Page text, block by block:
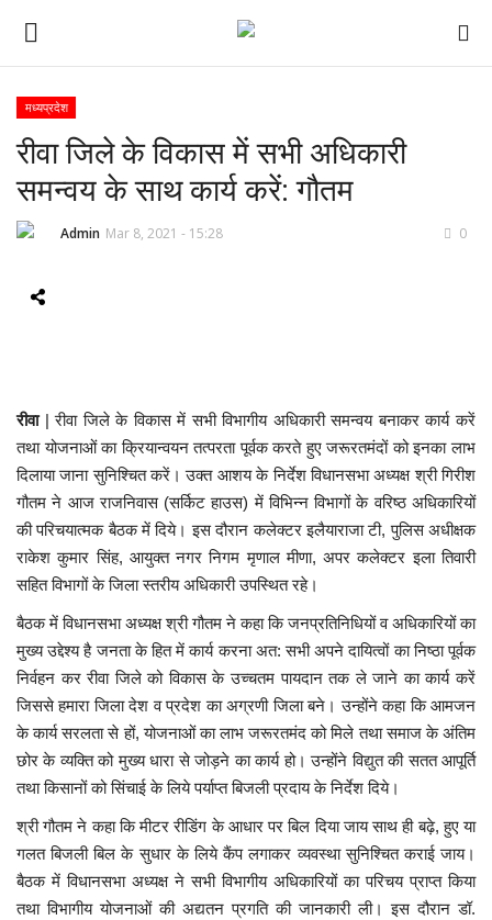
ई-पेपर
होम
देश
दुनिया
मध्यप्रदेश
छत्तीसगढ़
मनोरंजन
लाइफस्टाइल
खेल
ब्रेकिंग न्यूज़
व्यापार
मध्यप्रदेश
रीवा जिले के विकास में सभी अधिकारी
समन्वय के साथ कार्य करें: गौतम
Admin Mar 8, 2021 - 15:28 0
रीवा | रीवा जिले के विकास में सभी विभागीय अधिकारी समन्वय बनाकर कार्य करें
तथा योजनाओं का क्रियान्वयन तत्परता पूर्वक करते हुए जरूरतमंदों को इनका लाभ
दिलाया जाना सुनिश्चित करें। उक्त आशय के निर्देश विधानसभा अध्यक्ष श्री गिरीश
गौतम ने आज राजनिवास (सर्किट हाउस) में विभिन्न विभागों के वरिष्ठ अधिकारियों
की परिचयात्मक बैठक में दिये। इस दौरान कलेक्टर इलैयाराजा टी, पुलिस अधीक्षक
राकेश कुमार सिंह, आयुक्त नगर निगम मृणाल मीणा, अपर कलेक्टर इला तिवारी
सहित विभागों के जिला स्तरीय अधिकारी उपस्थित रहे।
बैठक में विधानसभा अध्यक्ष श्री गौतम ने कहा कि जनप्रतिनिधियों व अधिकारियों का
मुख्य उद्देश्य है जनता के हित में कार्य करना अत: सभी अपने दायित्वों का निष्ठा पूर्वक
निर्वहन कर रीवा जिले को विकास के उच्चतम पायदान तक ले जाने का कार्य करें
जिससे हमारा जिला देश व प्रदेश का अग्रणी जिला बने। उन्होंने कहा कि आमजन
के कार्य सरलता से हों, योजनाओं का लाभ जरूरतमंद को मिले तथा समाज के अंतिम
छोर के व्यक्ति को मुख्य धारा से जोड़ने का कार्य हो। उन्होंने विद्युत की सतत आपूर्ति
तथा किसानों को सिंचाई के लिये पर्याप्त बिजली प्रदाय के निर्देश दिये।
श्री गौतम ने कहा कि मीटर रीडिंग के आधार पर बिल दिया जाय साथ ही बढ़े, हुए या
गलत बिजली बिल के सुधार के लिये कैंप लगाकर व्यवस्था सुनिश्चित कराई जाय।
बैठक में विधानसभा अध्यक्ष ने सभी विभागीय अधिकारियों का परिचय प्राप्त किया
तथा विभागीय योजनाओं की अद्यतन प्रगति की जानकारी ली। इस दौरान डॉ.